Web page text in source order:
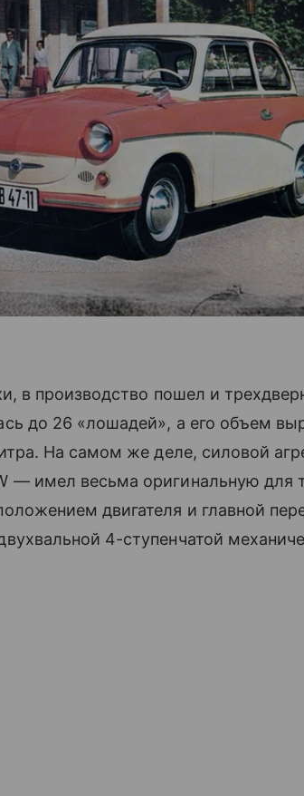
в производство пошел и
до 26 «лошадей», а его объем
На самом же деле, силовой
— имел весьма оригинальную для
двигателя и главной
4-ступенчатой